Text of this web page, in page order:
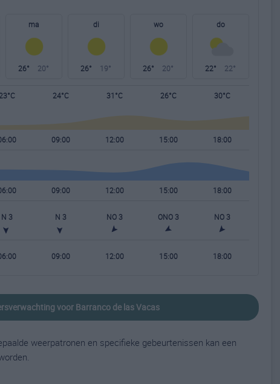
ma
26° 20°
di
26° 19°
wo
26° 20°
do
22° 22°
23°C 24°C 31°C 26°C 30°C
09:00 12:00 15:00 18:00
09:00 12:00 15:00 18:00
N 3 N 3 NO 3 ONO 3 NO 3
09:00 12:00 15:00 18:00
voor Barranco de las Vacas
weerpatronen en specifieke gebeurtenissen kan een